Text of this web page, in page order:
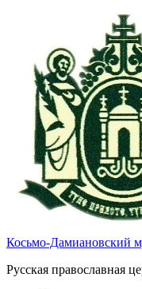
Косьмо-Дамиановский
Русская православная